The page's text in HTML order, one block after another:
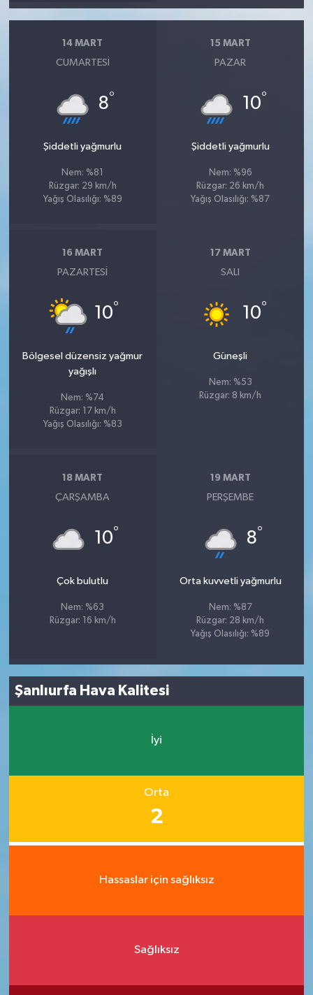
14 MART
CUMARTESI
8°
Şiddetli yağmurlu
Nem: %81
Rüzgar: 29 km/h
Yağış Olasılığı: %89
15 MART
PAZAR
10°
Şiddetli yağmurlu
Nem: %96
Rüzgar: 26 km/h
Yağış Olasılığı: %87
16 MART
PAZARTESI
10°
Bölgesel düzensiz yağmur
yağışlı
Nem: %74
Rüzgar: 17 km/h
Yağış Olasılığı: %83
17 MART
SALI
10°
Güneşli
Nem: %53
Rüzgar: 8 km/h
18 MART
ÇARŞAMBA
10°
Çok bulutlu
Nem: %63
Rüzgar: 16 km/h
19 MART
PERŞEMBE
8°
Orta kuvvetli yağmurlu
Nem: %87
Rüzgar: 28 km/h
Yağış Olasılığı: %89
Şanlıurfa Hava Kalitesi
İyi
Orta
2
Hassaslar için sağlıksız
Sağlıksız